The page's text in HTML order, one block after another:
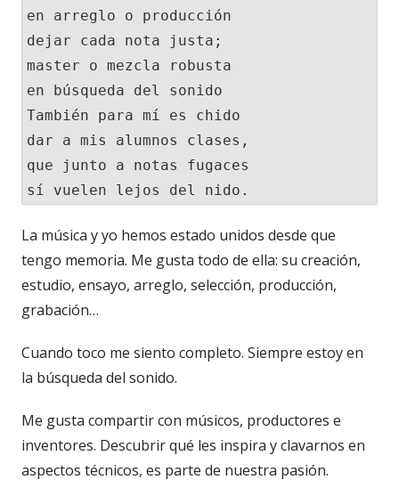
en arreglo o producción
dejar cada nota justa;
master o mezcla robusta
en búsqueda del sonido
También para mí es chido
dar a mis alumnos clases,
que junto a notas fugaces
sí vuelen lejos del nido.
La música y yo hemos estado unidos desde que
tengo memoria. Me gusta todo de ella: su creación,
estudio, ensayo, arreglo, selección, producción,
grabación…
Cuando toco me siento completo. Siempre estoy en
la búsqueda del sonido.
Me gusta compartir con músicos, productores e
inventores. Descubrir qué les inspira y clavarnos en
aspectos técnicos, es parte de nuestra pasión.